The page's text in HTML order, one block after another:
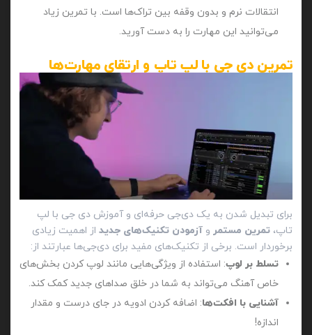
انتقالات نرم و بدون وقفه بین تراک‌ها است. با تمرین زیاد
می‌توانید این مهارت را به دست آورید.
تمرین دی جی با لپ تاپ و ارتقای مهارت‌ها
برای تبدیل شدن به یک دی‌جی حرفه‌ای و آموزش دی جی با لپ
تاپ، تمرین مستمرو آزمودن تکنیک‌های جدیداز اهمیت زیادی
برخوردار است. برخی از تکنیک‌های مفید برای دی‌جی‌ها عبارتند از:
تسلط بر لوپ‌: استفاده از ویژگی‌هایی مانند لوپ کردن بخش‌های
خاص آهنگ می‌تواند به شما در خلق صداهای جدید کمک کند.
آشنایی با افکت‌ها: اضافه کردن ادویه در جای درست و مقدار
اندازه!